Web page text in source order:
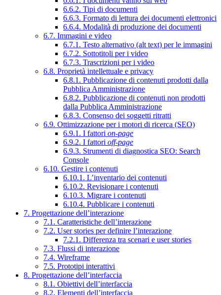
6.6.2. Tipi di documenti
6.6.3. Formato di lettura dei documenti elettronici
6.6.4. Modalità di produzione dei documenti
6.7. Immagini e video
6.7.1. Testo alternativo (alt text) per le immagini
6.7.2. Sottotitoli per i video
6.7.3. Trascrizioni per i video
6.8. Proprietà intellettuale e privacy
6.8.1. Pubblicazione di contenuti prodotti dalla
Pubblica Amministrazione
6.8.2. Pubblicazione di contenuti non prodotti
dalla Pubblica Amministrazione
6.8.3. Consenso dei soggetti ritratti
6.9. Ottimizzazione per i motori di ricerca (SEO)
6.9.1. I fattori on-page
6.9.2. I fattori off-page
6.9.3. Strumenti di diagnostica SEO: Search
Console
6.10. Gestire i contenuti
6.10.1. L’inventario dei contenuti
6.10.2. Revisionare i contenuti
6.10.3. Migrare i contenuti
6.10.4. Pubblicare i contenuti
7. Progettazione dell’interazione
7.1. Caratteristiche dell’interazione
7.2. User stories per definire l’interazione
7.2.1. Differenza tra scenari e user stories
7.3. Flussi di interazione
7.4. Wireframe
7.5. Prototipi interattivi
8. Progettazione dell’interfaccia
8.1. Obiettivi dell’interfaccia
8.2. Elementi dell’interfaccia